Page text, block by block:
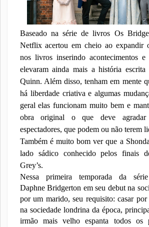
Baseado na série de livros Os
Netflix acertou em cheio ao expandir
nos livros inserindo acontecimentos e
elevaram ainda mais a história
Quinn. Além disso, tenham em mente
há liberdade criativa e algumas
geral elas funcionam muito bem e
obra original o que deve
espectadores, que podem ou não terem
Também é muito bom ver que a
lado sádico conhecido pelos finais
Grey’s.
Nessa primeira temporada da série
Daphne Bridgerton em seu debut na
por um marido, seu requisito: casar
na sociedade londrina da época,
irmão mais velho espanta todos os